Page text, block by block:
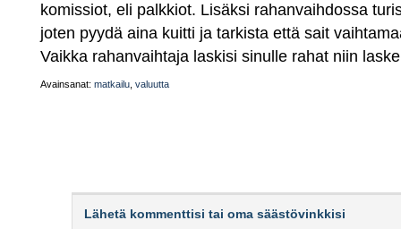
komissiot, eli palkkiot. Lisäksi rahanvaihdossa
joten pyydä aina kuitti ja tarkista että sait
Vaikka rahanvaihtaja laskisi sinulle rahat niin
Avainsanat: matkailu valuutta
Lähetä kommenttisi tai oma säästövinkkisi